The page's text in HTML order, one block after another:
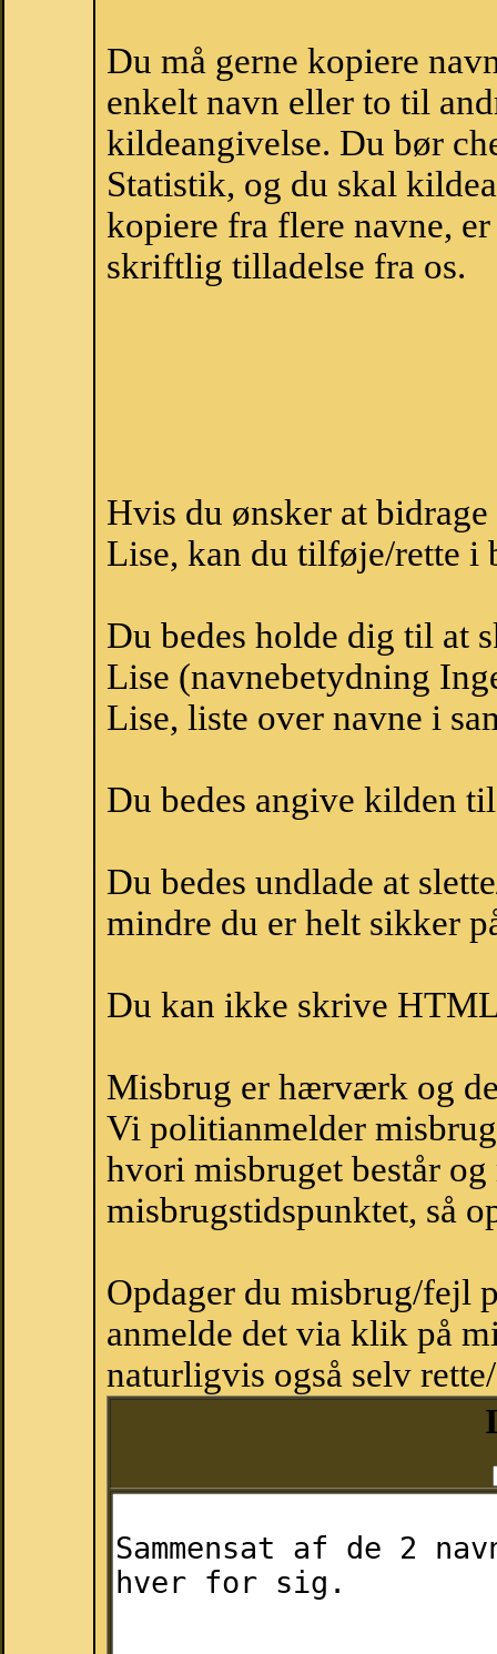
Du må gerne kopiere
enkelt navn eller to til
kildeangivelse. Du bør
Statistik, og du skal
kopiere fra flere navne,
skriftlig tilladelse fra os.
Hvis du ønsker at
Lise, kan du tilføje/rette i
Du bedes holde dig til at
Lise (navnebetydning
Lise, liste over navne i
Du bedes angive kilden
Du bedes undlade at
mindre du er helt sikker
Du kan ikke skrive
Misbrug er hærværk og
Vi politianmelder
hvori misbruget består
misbrugstidspunktet, så
Opdager du misbrug/fejl
anmelde det via klik på
naturligvis også selv